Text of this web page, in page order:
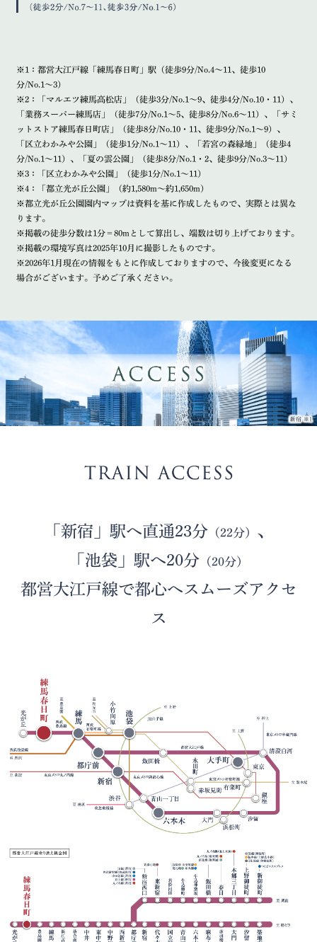
※1：都営大江戸線「練馬春日町」駅（徒歩9分/No.4〜11、徒歩10
分/No.1〜3）
※2：「マルエツ練馬高松店」（徒歩3分/No.1〜9、徒歩4分/No.10・11）、
「業務スーパー練馬店」（徒歩7分/No.1〜5、徒歩8分/No.6〜11）、「サミ
ットストア練馬春日町店」（徒歩8分/No.10・11、徒歩9分/No.1〜9）、
「区立わかみや公園」（徒歩1分/No.1〜11）、「若宮の森緑地」（徒歩4
分/No.1〜11）、「夏の雲公園」（徒歩8分/No.1・2、徒歩9分/No.3〜11）
※3：「区立わかみや公園」（徒歩1分/No.1〜11）
※4：「都立光が丘公園」（約1,580m〜約1,650m）
※都立光が丘公園園内マップは資料を基に作成したもので、実際とは異な
ります。
※掲載の徒歩分数は1分＝80mとして算出し、端数は切り上げております。
※掲載の環境写真は2025年10月に撮影したものです。
※2026年1月現在の情報をもとに作成しておりますので、今後変更になる
場合がございます。予めご了承ください。
「新宿」駅へ直通23分（22分） 、
「池袋」駅へ20分 （20分）
都営大江戸線で都心へスムーズアクセ
ス